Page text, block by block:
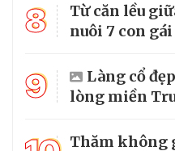
8
Từ căn lều
nuôi 7 con
9
Làng cổ
lòng miền
Thăm không